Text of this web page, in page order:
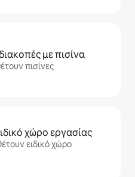
με πισίνα
πισίνες
χώρο εργασίας
ειδικό χώρο